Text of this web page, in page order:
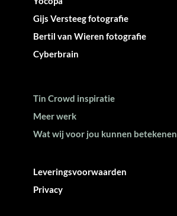
Gijs Versteeg fotografie
Bertil van Wieren fotografie
Cyberbrain
Tin Crowd inspiratie
Meer werk
Wat wij voor jou kunnen betekenen
Leveringsvoorwaarden
Privacy